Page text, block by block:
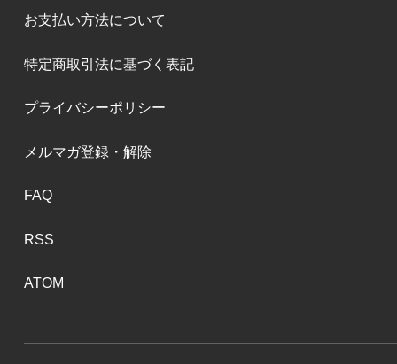
お支払い方法について
特定商取引法に基づく表記
プライバシーポリシー
メルマガ登録・解除
FAQ
RSS
ATOM